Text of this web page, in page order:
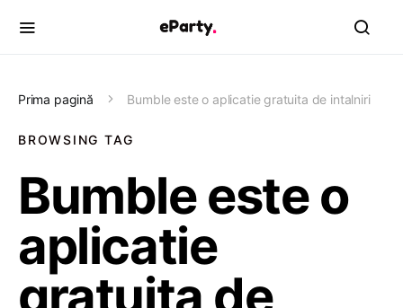
Prima pagină Bumble este o aplicatie gratuita de intalniri
BROWSING TAG
Bumble este o
aplicatie